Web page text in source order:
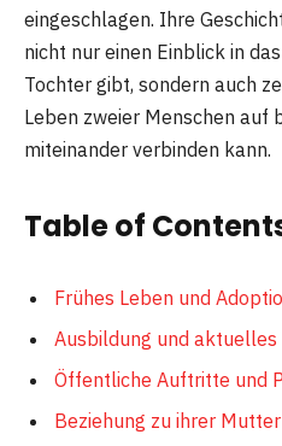
eingeschlagen. Ihre
nicht nur einen Einblick in
Tochter gibt, sondern auch
Leben zweier Menschen auf
miteinander verbinden kann.
Table of
Frühes Leben und
Ausbildung und aktuelles
Öffentliche Auftritte und
Beziehung zu ihrer